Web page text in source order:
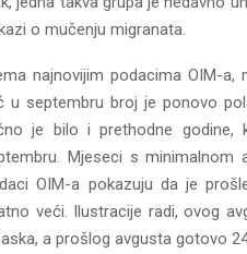
o mučenju migranata.
najnovijim podacima OIM-
u septembru broj je ponovo
je bilo i prethodne
Mjeseci s minimalnom
OIM-a pokazuju da je
veći. Ilustracije radi, ovog
a prošlog avgusta gotovo